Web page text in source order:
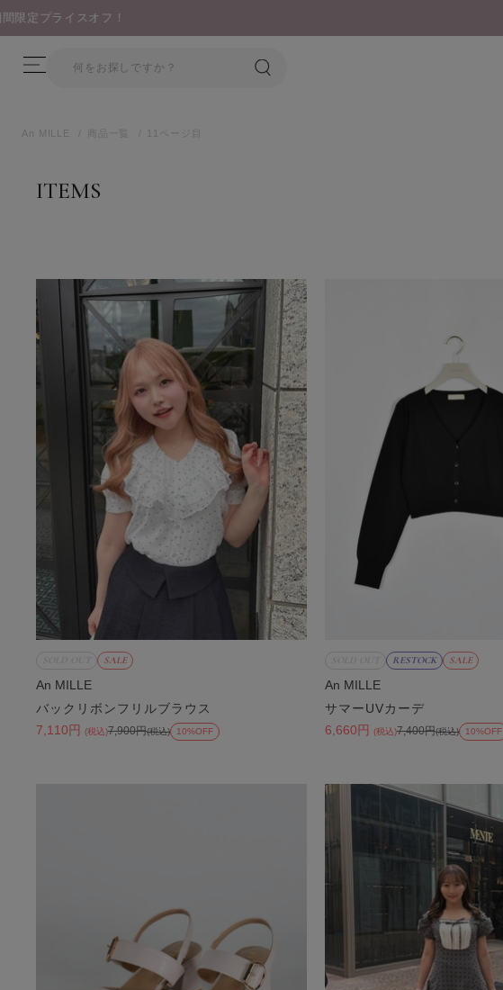
An MILLE 商品一覧 11ページ目
ITEMS
商品一覧
SALE
An MILLE
バックリボンフリルブラウス
7,110円
(税込)7,900円(税込) 10%OFF
RESTOCK SALE
An MILLE
サマーUVカーデ
6,660円
(税込)7,400円(税込) 10%OFF